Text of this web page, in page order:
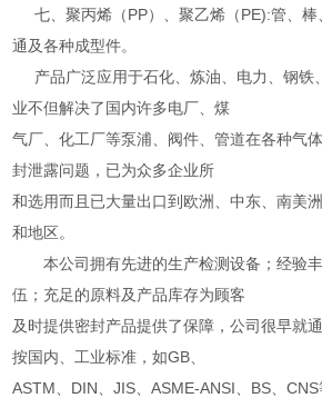
七、聚丙烯（PP）、聚乙烯（PE):管、棒
通及各种成型件。
产品广泛应用于石化、炼油、电力、钢铁
业不但解决了国内许多电厂、煤
气厂、化工厂等泵浦、阀件、管道在各种气
封泄露问题，已为众多企业所
和选用而且已大量出口到欧洲、中东、南美
和地区。
本公司拥有先进的生产检测设备；经验丰
伍；充足的原料及产品库存为顾客
及时提供密封产品提供了保障，公司很早就
按国内、工业标准，如GB、
ASTM、DIN、JIS、ASME-ANSI、BS、